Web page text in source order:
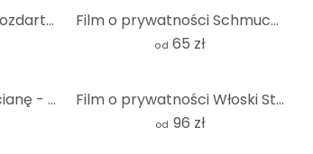
Film o prywatności Rozdarte Plakaty 2 - Panorama Film o prywatności Schmucker - Dotyk
od 65 zł
Granitowa folia na ścianę - kwadratowa Film o prywatności Włoski Stonewall - Panorama
od 96 zł